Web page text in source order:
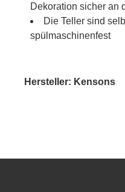
Dekoration sicher an
Die Teller sind
spülmaschinenfest
Hersteller: Kensons